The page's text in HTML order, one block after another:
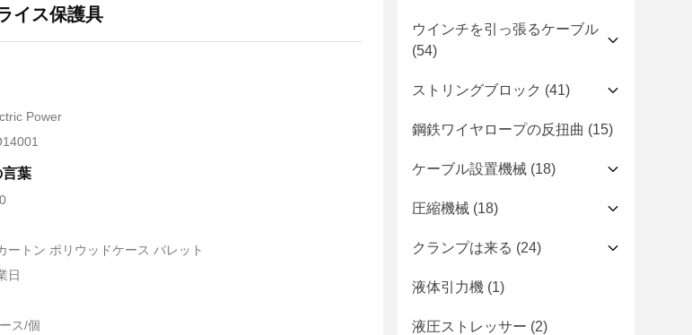
イス保護具
Power
葉
ートン ポリウッドケース パレット
日
ス/個
ウインチを引っ張るケーブル
(54)
ストリングブロック (41)
鋼鉄ワイヤロープの反扭曲 (15)
ケーブル設置機械 (18)
圧縮機械 (18)
クランプは来る (24)
液体引力機 (1)
液圧ストレッサー (2)